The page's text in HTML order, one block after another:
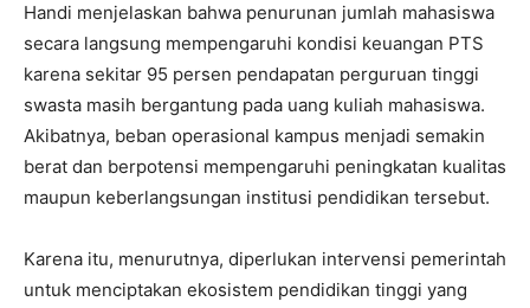
Handi menjelaskan bahwa penurunan jumlah mahasiswa
secara langsung mempengaruhi kondisi keuangan PTS
karena sekitar 95 persen pendapatan perguruan tinggi
swasta masih bergantung pada uang kuliah mahasiswa.
Akibatnya, beban operasional kampus menjadi semakin
berat dan berpotensi mempengaruhi peningkatan kualitas
maupun keberlangsungan institusi pendidikan tersebut.
Karena itu, menurutnya, diperlukan intervensi pemerintah
untuk menciptakan ekosistem pendidikan tinggi yang